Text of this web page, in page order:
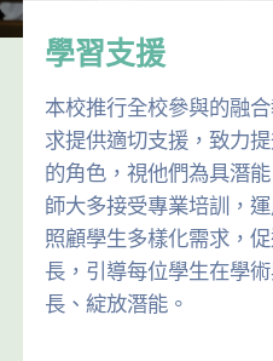
學習支援
本校推行全校參與的融
求提供適切支援，致力
的角色，視他們為具潛
師大多接受專業培訓，
照顧學生多樣化需求，
長，引導每位學生在學
長、綻放潛能。